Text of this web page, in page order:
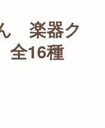
楽器ク
全16種